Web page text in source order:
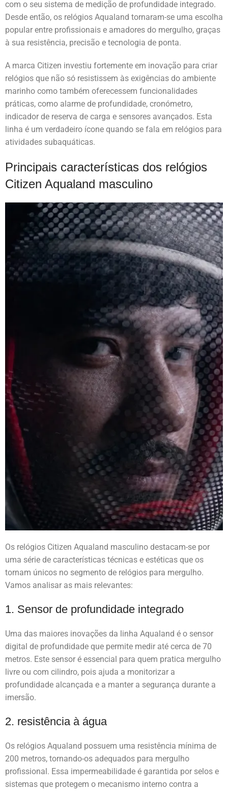
com o seu sistema de medição de profundidade integrado.
Desde então, os relógios Aqualand tornaram-se uma escolha
popular entre profissionais e amadores do mergulho, graças
à sua resistência, precisão e tecnologia de ponta.
A marca Citizen investiu fortemente em inovação para criar
relógios que não só resistissem às exigências do ambiente
marinho como também oferecessem funcionalidades
práticas, como alarme de profundidade, cronómetro,
indicador de reserva de carga e sensores avançados. Esta
linha é um verdadeiro ícone quando se fala em relógios para
atividades subaquáticas.
Principais características dos relógios
Citizen Aqualand masculino
Os relógios Citizen Aqualand masculino destacam-se por
uma série de características técnicas e estéticas que os
tornam únicos no segmento de relógios para mergulho.
Vamos analisar as mais relevantes:
1. Sensor de profundidade integrado
Uma das maiores inovações da linha Aqualand é o sensor
digital de profundidade que permite medir até cerca de 70
metros. Este sensor é essencial para quem pratica mergulho
livre ou com cilindro, pois ajuda a monitorizar a
profundidade alcançada e a manter a segurança durante a
imersão.
2. resistência à água
Os relógios Aqualand possuem uma resistência mínima de
200 metros, tornando-os adequados para mergulho
profissional. Essa impermeabilidade é garantida por selos e
sistemas que protegem o mecanismo interno contra a